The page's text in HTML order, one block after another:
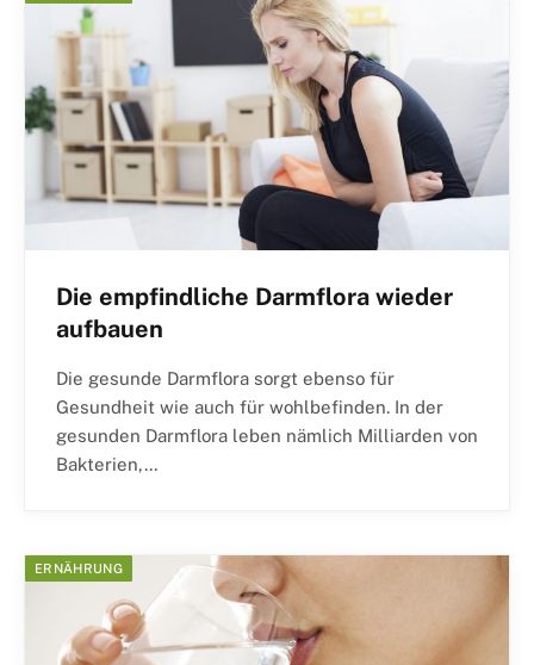
Die empfindliche Darmflora wieder
aufbauen
Die gesunde Darmflora sorgt ebenso für
Gesundheit wie auch für wohlbefinden. In der
gesunden Darmflora leben nämlich Milliarden von
Bakterien,…
ERNÄHRUNG